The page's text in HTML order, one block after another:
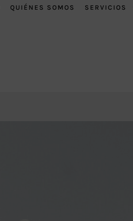
QUIÉNES SOMOS SERVICIOS